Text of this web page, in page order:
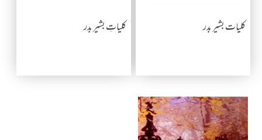
کلیات بشیر بدر کلیاتِ بشیر بدر